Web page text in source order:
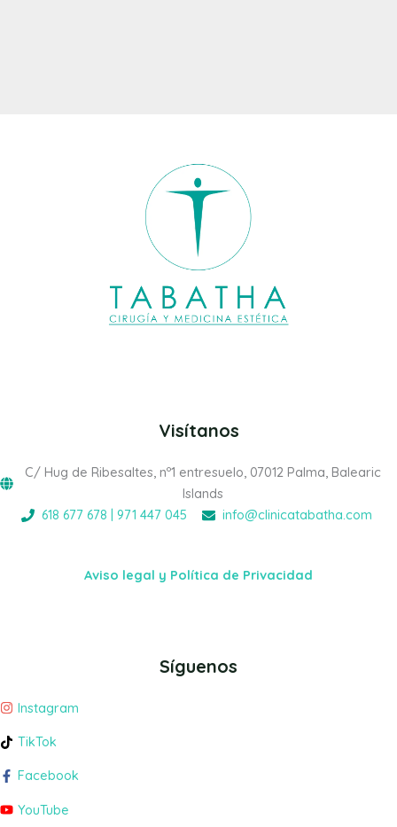
Visítanos
C/ Hug de Ribesaltes, nº1 entresuelo, 07012 Palma, Balearic
Islands
618 677 678 | 971 447 045
info@clinicatabatha.com
Aviso legal y Política de Privacidad
Síguenos
Instagram
TikTok
Facebook
YouTube